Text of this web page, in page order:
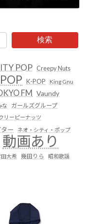
検索
POP Creepy Nuts
K-POP
King Gnu
FM Vaundy
な ガールズグループ
リーピーナッツ
ー ネオ・シティ・ポップ
動画あり
田大希 幾田りら 昭和歌謡